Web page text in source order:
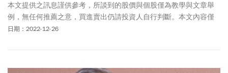
本文提供之訊息謹供參考，所談到的股價與個股僅為教學與文章舉
例，無任何推薦之意，買進賣出仍請投資人自行判斷。本文內容僅
供訂閱戶本人使用，非經授權嚴禁任何翻印、轉載，或以任何型態
日期：2022-12-26